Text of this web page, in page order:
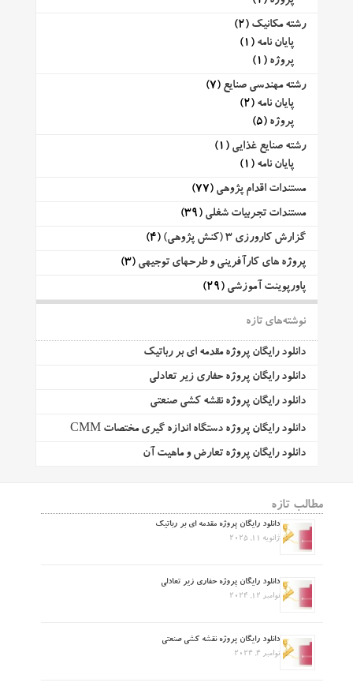
رشته مکانیک (2)
پایان نامه (1)
پروژه (1)
رشته مهندسی صنایع (7)
پایان نامه (2)
پروژه (5)
رشته صنایع غذایی (1)
پایان نامه (1)
مستندات اقدام پژوهی (77)
مستندات تجربیات شغلی (39)
گزارش کارورزی 3 (کنش پژوهی)
(4)
پروژه های کارآفرینی و طرحهای توجیهی (3)
پاورپوینت آموزشی (29)
نوشته‌های تازه
دانلود رایگان پروژه مقدمه ای بر رباتیک
دانلود رایگان پروژه حفاری زیر تعادلی
دانلود رایگان پروژه نقشه کشی صنعتی
دانلود رایگان پروژه دستگاه اندازه گیری مختصات CMM
دانلود رایگان پروژه تعارض و ماهیت آن
مطالب تازه
دانلود رایگان پروژه مقدمه ای بر رباتیک
ژانویه 11, 2025
دانلود رایگان پروژه حفاری زیر تعادلی
نوامبر 12, 2024
دانلود رایگان پروژه نقشه کشی صنعتی
نوامبر 4, 2024